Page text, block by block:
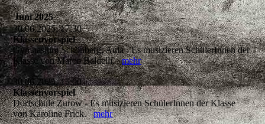
Juni 2025
30.06.2025, 17:30
Klassenvorspiel
Gymnasium Schönberg, Aula - Es musizieren SchülerInnen der
Klasse von Marco Baldelli.mehr
30.06.2025, 15:00
Klassenvorspiel
Dorfschule Zurow - Es musizieren SchülerInnen der Klasse
von Karoline Frick.mehr